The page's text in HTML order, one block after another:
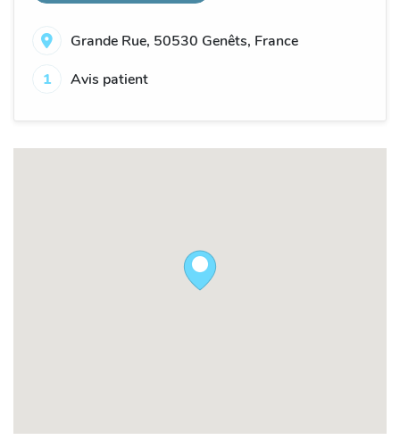
Grande Rue, 50530 Genêts, France
1
Avis patient